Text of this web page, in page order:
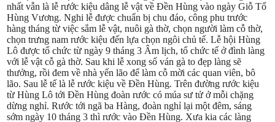
nhất vẫn là lễ rước kiệu dâng lễ vật về Đền Hùng vào ngày Giỗ Tổ
Hùng Vương. Nghi lễ được chuẩn bị chu đáo, công phu trước
hàng tháng từ việc sắm lễ vật, nuôi gà thờ, chọn người làm cỗ thờ,
chọn trưng nam rước kiệu đến lựa chọn ngôi chủ tế. Lễ hội Hùng
Lô được tổ chức từ ngày 9 tháng 3 Âm lịch, tổ chức tế ở đình làng
với lễ vật cỗ gà thờ. Sau khi lễ xong số ván gà to đẹp làng sẽ
thưởng, rồi đem về nhà yến lão để làm cỗ mời các quan viên, bô
lão. Sau lễ tế là lễ rước kiệu về Đền Hùng. Trên đường rước kiệu
từ Hùng Lô tới Đền Hùng đoàn rước có múa sư tử ở mỗi chặng
dừng nghỉ. Rước tới ngã ba Hàng, đoàn nghỉ lại một đêm, sáng
sớm ngày 10 tháng 3 thì rước vào Đền Hùng. Xưa kia các làng